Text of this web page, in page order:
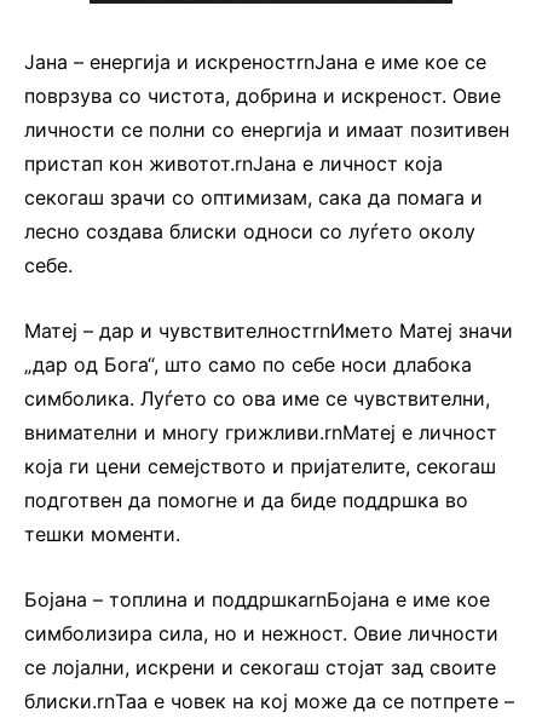
Јана – енергија и искреностrnЈана е име кое се
поврзува со чистота, добрина и искреност. Овие
личности се полни со енергија и имаат позитивен
пристап кон животот.rnЈана е личност која
секогаш зрачи со оптимизам, сака да помага и
лесно создава блиски односи со луѓето околу
себе.
Матеј – дар и чувствителностrnИмето Матеј значи
„дар од Бога“, што само по себе носи длабока
симболика. Луѓето со ова име се чувствителни,
внимателни и многу грижливи.rnМатеј е личност
која ги цени семејството и пријателите, секогаш
подготвен да помогне и да биде поддршка во
тешки моменти.
Бојана – топлина и поддршкаrnБојана е име кое
симболизира сила, но и нежност. Овие личности
се лојални, искрени и секогаш стојат зад своите
блиски.rnТаа е човек на кој може да се потпрете –